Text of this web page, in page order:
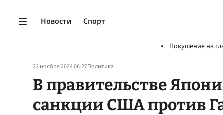
Новости Спорт
Покушение на
22 ноября 2024 06:27Политика
В правительстве
санкции США против